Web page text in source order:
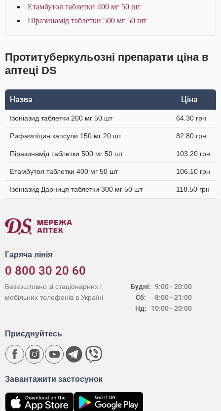
Етамбутол таблетки 400 мг 50 шт
Піразинамід таблетки 500 мг 50 шт
Протитуберкульозні препарати ціна в
аптеці DS
Назва Ціна
Ізоніазид таблетки 200 мг 50 шт 64.30 грн
Рифампіцин капсули 150 мг 20 шт 82.80 грн
Піразинамід таблетки 500 мг 50 шт 103.20 грн
Етамбутол таблетки 400 мг 50 шт 106.10 грн
Ізоніазид Дарниця таблетки 300 мг 50 шт 118.50 грн
Гаряча лінія
0 800 30 20 60
Будні:
Сб:
Нд:
9:00 - 20:00
8:00 - 21:00
10:00 - 20:00
Безкоштовно зі стаціонарних і
мобільних телефонів в Україні
Завантажити застосунок
Приєднуйтесь